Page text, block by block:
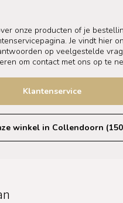
onze producten of je
Je vindt hier
op veelgestelde
om contact met ons op te
Klantenservice
winkel in Collendoorn